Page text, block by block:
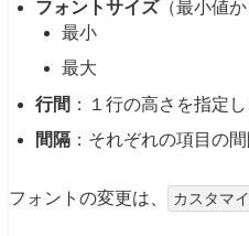
フォントサイズ（最小値
最小
最大
行間 ：１行の高さを指定し
間隔：それぞれの項目の間
フォントの変更は、 カスタマ